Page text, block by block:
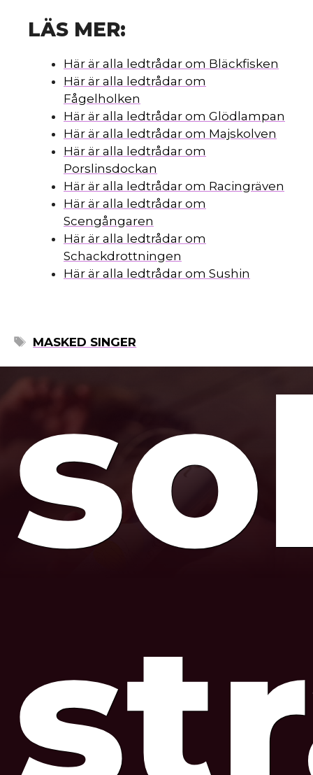
LÄS MER:
Här är alla ledtrådar om Bläckfisken
Här är alla ledtrådar om
Fågelholken
Här är alla ledtrådar om Glödlampan
Här är alla ledtrådar om Majskolven
Här är alla ledtrådar om
Porslinsdockan
Här är alla ledtrådar om Racingräven
Här är alla ledtrådar om
Scengångaren
Här är alla ledtrådar om
Schackdrottningen
Här är alla ledtrådar om Sushin
ETIKETTER
MASKED SINGER